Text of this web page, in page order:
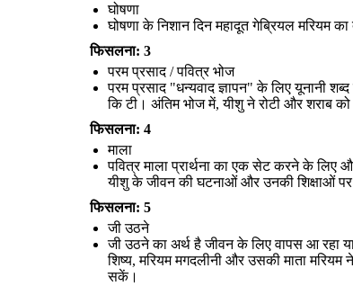
your own at Storyboard That
पवित्र माला प्रार्थना
जी उठने का अर्थ है जीवन के लिए वापस आ रहा या मृत से बढ़ती।क्रूस पर मर
रहा करने के बाद, यीशु एक कब्र में दफनाया गया था। लिखा है कि तीसरे दिन
वह मृतकों में से जी उठा। यीशु की घनिष्ठ मित्र और शिष्य, मरियम मगदलीनी
और उसकी माता मरियम ने पाया कि उसकी कब्र खाली थी और भारी पत्थर एक
तरफ लुढ़का हुआ था। बाद में वह अपने शिष्यों के सामने प्रकट हुआ ताकि वे
उसके पुनरुत्थान को देख सकें।
सूली पर चढ़ाये जाने
50 वीं
घोषणा
घोषणा के निशान दिन महादूत गेब्रियल मरियम
फिसलना: 3
परम प्रसाद / पवित्र भोज
परम प्रसाद "धन्यवाद ज्ञापन" के लिए यूनानी
कि टी। अंतिम भोज में, यीशु ने रोटी और शराब
फिसलना: 4
माला
पवित्र माला प्रार्थना का एक सेट करने के लिए
यीशु के जीवन की घटनाओं और उनकी शिक्षाओं
फिसलना: 5
जी उठने
जी उठने का अर्थ है जीवन के लिए वापस आ रहा
शिष्य, मरियम मगदलीनी और उसकी माता
सकें।